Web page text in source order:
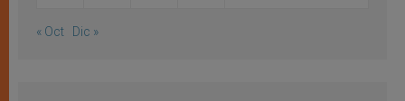
« Oct Dic »